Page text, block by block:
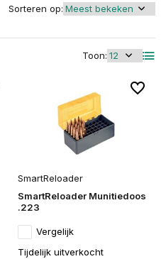
Toon:
Sorteren op:
SmartReloader
SmartReloader Munitiedoos
.223
Vergelijk
Tijdelijk uitverkocht